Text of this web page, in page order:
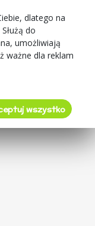
dlatego na
do
umożliwiają
ważne dla reklam
wszystko